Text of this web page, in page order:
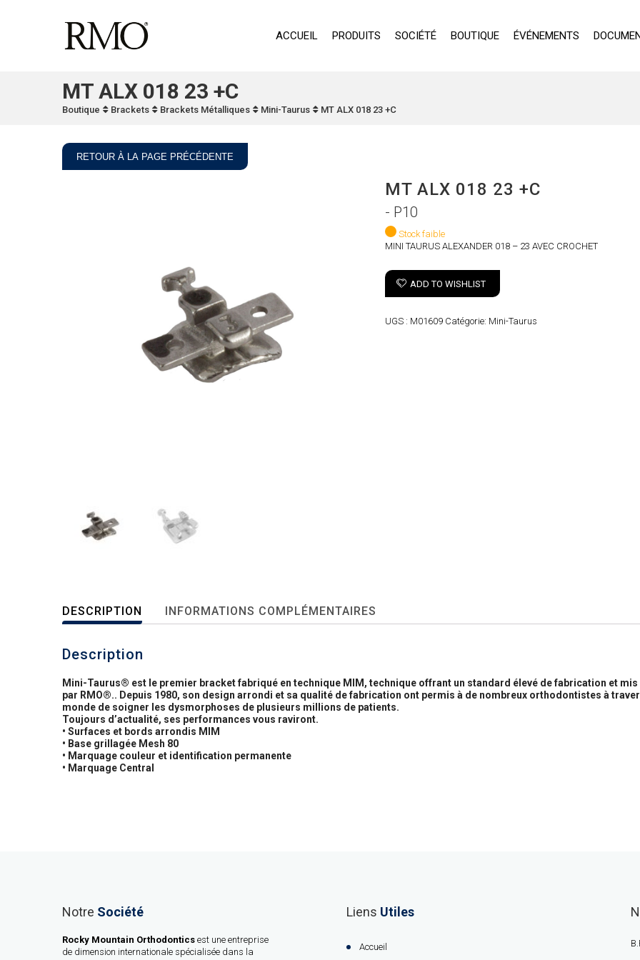
ACCUEIL PRODUITS SOCIÉTÉ BOUTIQUE ÉVÉNEMENTS
MT ALX 018 23 +C
Boutique Brackets Brackets Métalliques Mini-Taurus MT ALX 018 23 +C
RETOUR À LA PAGE PRÉCÉDENTE
MT ALX 018 23 +C
- P10
Stock faible
MINI TAURUS ALEXANDER 018 – 23 AVEC CROCHET
ADD TO WISHLIST
UGS : M01609 Catégorie: Mini-Taurus
DESCRIPTION INFORMATIONS COMPLÉMENTAIRES
Description
Mini-Taurus® est le premier bracket fabriqué en technique MIM, technique offrant un standard élevé de fabrication et mis
par RMO®.. Depuis 1980, son design arrondi et sa qualité de fabrication ont permis à de nombreux orthodontistes à
monde de soigner les dysmorphoses de plusieurs millions de patients.
Toujours d’actualité, ses performances vous raviront.
• Surfaces et bords arrondis MIM
• Base grillagée Mesh 80
• Marquage couleur et identification permanente
• Marquage Central
Notre Société
Rocky Mountain Orthodontics est une entreprise
de dimension internationale spécialisée dans la
Liens Utiles
Accueil